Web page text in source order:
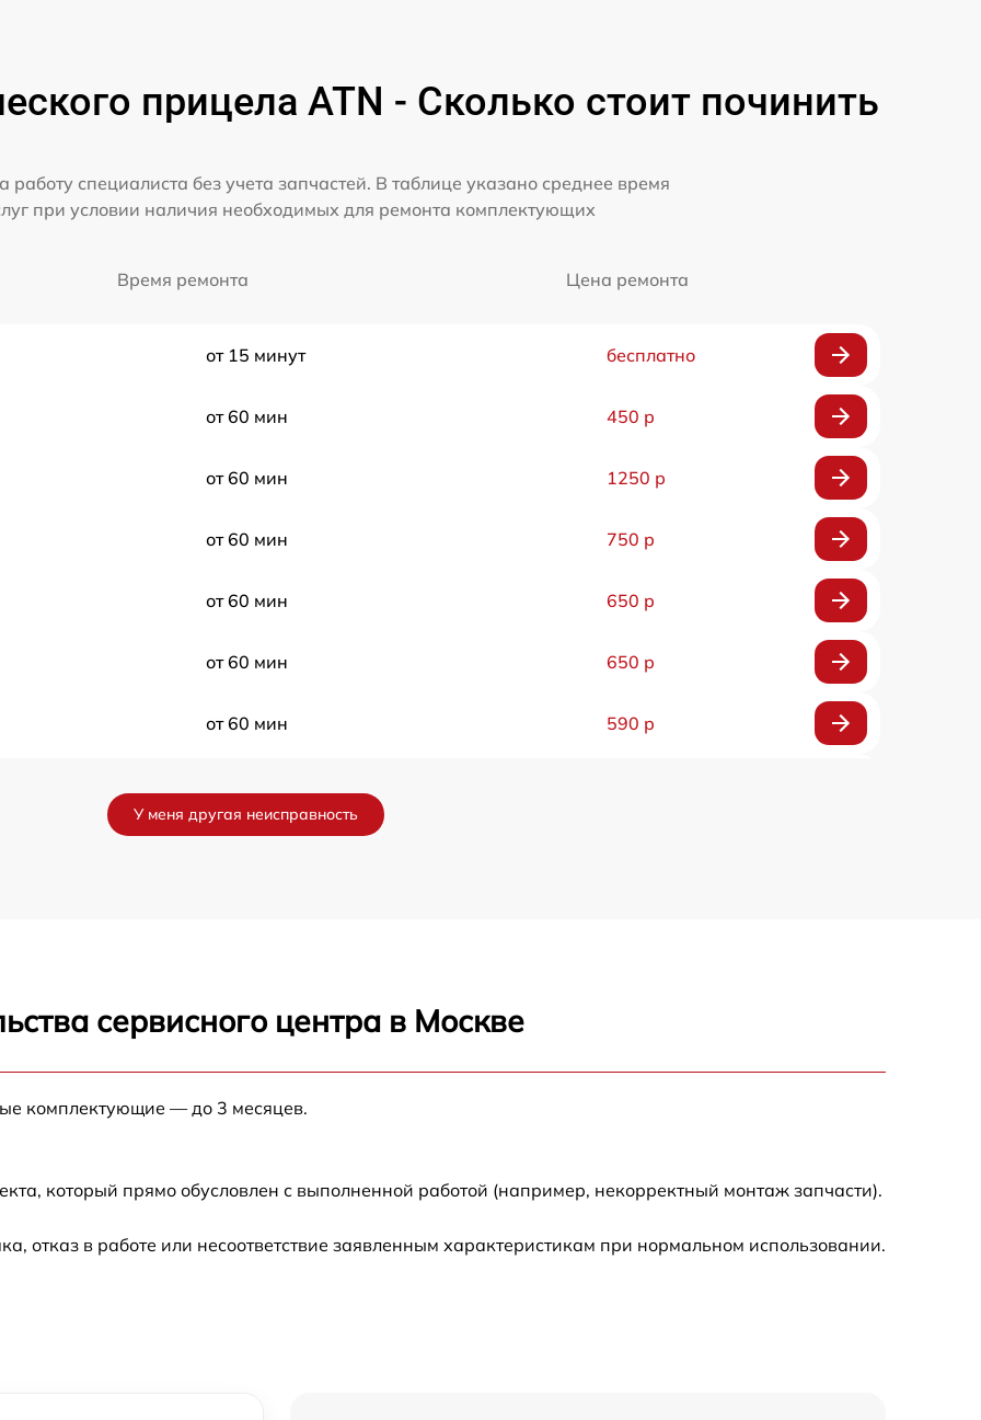
прицела ATN - Сколько стоит починить
работу специалиста без учета запчастей. В таблице указано среднее время
при условии наличия необходимых для ремонта комплектующих
Время ремонта Цена ремонта
от 15 минут бесплатно
от 60 мин 450 р
от 60 мин 1250 р
от 60 мин 750 р
от 60 мин 650 р
от 60 мин 650 р
от 60 мин 590 р
от 60 мин
У меня другая неисправность
сервисного центра в Москве
комплектующие — до 3 месяцев.
который прямо обусловлен с выполненной работой (например, некорректный монтаж запчасти).
отказ в работе или несоответствие заявленным характеристикам при нормальном использовании.